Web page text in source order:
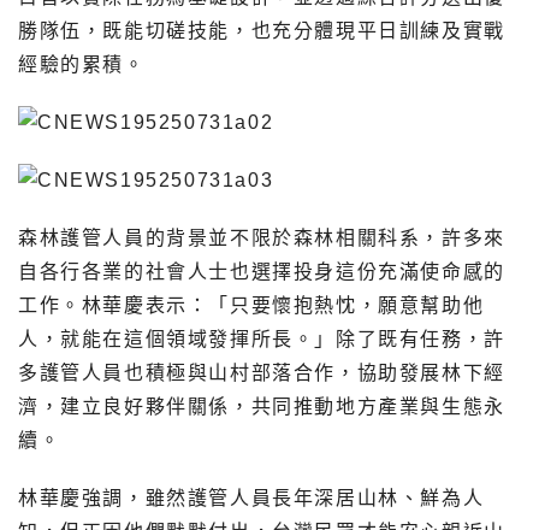
勝隊伍，既能切磋技能，也充分體現平日訓練及實戰
經驗的累積。
森林護管人員的背景並不限於森林相關科系，許多來
自各行各業的社會人士也選擇投身這份充滿使命感的
工作。林華慶表示：「只要懷抱熱忱，願意幫助他
人，就能在這個領域發揮所長。」除了既有任務，許
多護管人員也積極與山村部落合作，協助發展林下經
濟，建立良好夥伴關係，共同推動地方產業與生態永
續。
林華慶強調，雖然護管人員長年深居山林、鮮為人